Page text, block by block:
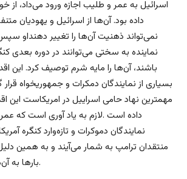
اسرائیل به عمر و طلیب اجازه ورود می‌داد،
داده بود. آن‌ها از اسرائیل و یهودیان
نمی‌تواند ذهنیت آن‌ها را تغییر دهنداو سپس
نماینده به سختی می‌توانند در دوره بعدی
باشند، آن‌ها را مایه شرم توصیف کرد. این
بسیاری از نمایندگان دمکرات و جمهوریخواه
مهمترین نهاد حامی اسراییل در امریکاست این
داده است .لازم به یاد آوری است که
نمایندگان دموکرات و تازه‌وارد کنگره
منتقدان ترامپ به شمار می‌آیند و به همین
بارها به آن‌ها توهین کرده است.